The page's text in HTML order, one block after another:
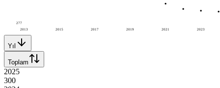
2013 2015 2017 2019 2021 2023
277
Yıl
Toplam
2025
300